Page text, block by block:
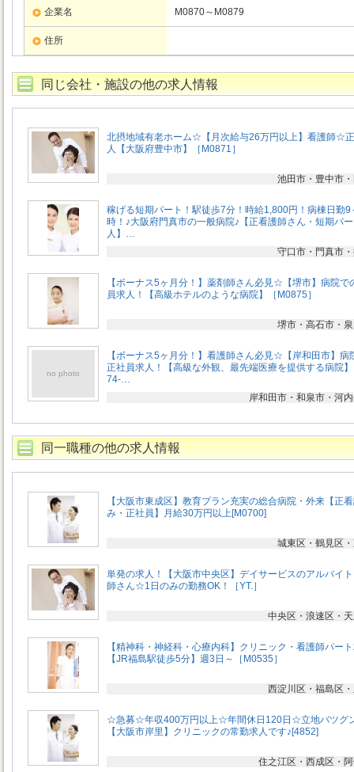
企業名 M0870～M0879
住所
同じ会社・施設の他の求人情報
北摂地域有老ホーム☆【月次給与26万円以上】看護師☆
人【大阪府豊中市】［M0871］
池田市・豊中市
稼げる短期パート！駅徒歩7分！時給1,800円！病棟日勤9
時！♪大阪府門真市の一般病院♪【正看護師さん・短期パ
人】…
守口市・門真市
【ボーナス5ヶ月分！】薬剤師さん必見☆【堺市】病院で
員求人！【高級ホテルのような病院】［M0875］
堺市・高石市・
no photo
【ボーナス5ヶ月分！】看護師さん必見☆【岸和田市】病
正社員求人！【高級な外観、最先端医療を提供する病院
74-…
岸和田市・和泉市・河
同一職種の他の求人情報
【大阪市東成区】教育プラン充実の総合病院・外来【正
み・正社員】月給30万円以上[M0700]
城東区・鶴見区
単発の求人！【大阪市中央区】デイサービスのアルバイ
師さん☆1日のみの勤務OK！［YT.］
中央区・浪速区・
【精神科・神経科・心療内科】クリニック・看護師パー
【JR福島駅徒歩5分】週3日～［M0535］
西淀川区・福島区
☆急募☆年収400万円以上☆年間休日120日☆立地バツグ
【大阪市岸里】クリニックの常勤求人です♪[4852]
住之江区・西成区・